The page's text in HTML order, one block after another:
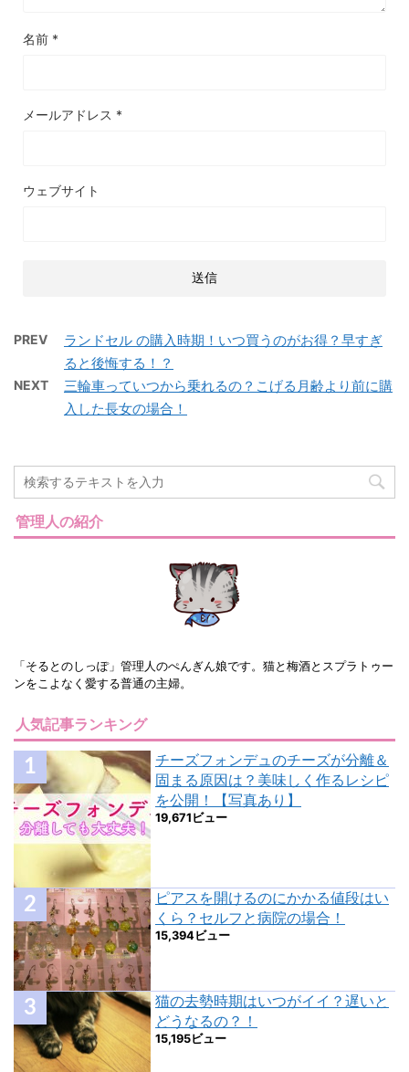
名前 *
メールアドレス *
ウェブサイト
PREV
ランドセル の購入時期！いつ買うのがお得？早すぎ
ると後悔する！？
NEXT
三輪車っていつから乗れるの？こげる月齢より前に購
入した長女の場合！
管理人の紹介
「そるとのしっぽ」管理人のぺんぎん娘です。猫と梅酒とスプラトゥー
ンをこよなく愛する普通の主婦。
人気記事ランキング
チーズフォンデュのチーズが分離＆
固まる原因は？美味しく作るレシピ
を公開！【写真あり】
19,671ビュー
ピアスを開けるのにかかる値段はい
くら？セルフと病院の場合！
15,394ビュー
猫の去勢時期はいつがイイ？遅いと
どうなるの？！
15,195ビュー